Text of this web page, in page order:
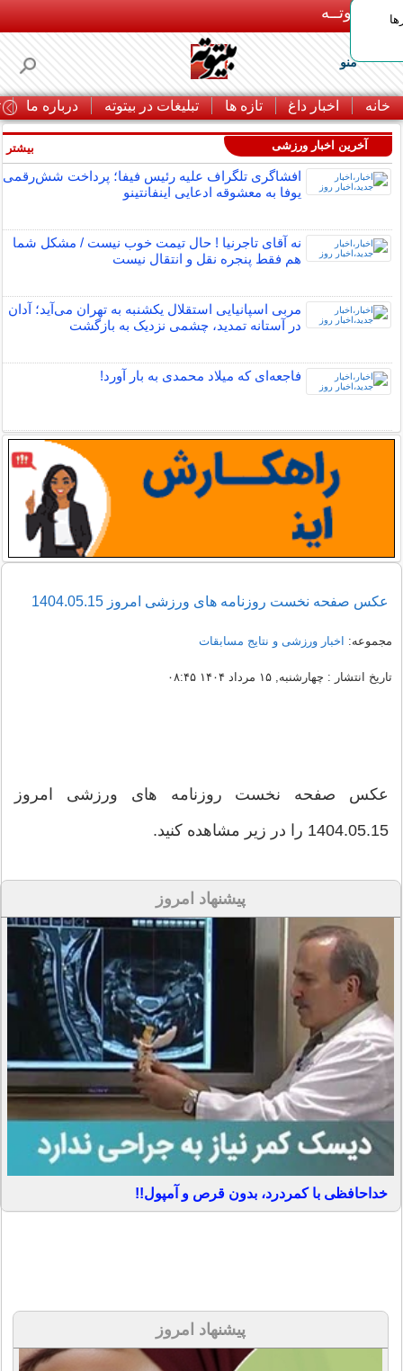
بـیتوتــه
منو
خانه اخبار داغ تازه ها تبلیغات در بیتوته درباره ما
آخرین اخبار ورزشی
افشاگری تلگراف علیه رئیس فیفا؛ پرداخت شش‌رقمی
یوفا به معشوقه ادعایی اینفانتینو
نه آقای تاجرنیا ! حال تیمت خوب نیست / مشکل شما
هم فقط پنجره نقل و انتقال نیست
مربی اسپانیایی استقلال یکشنبه به تهران می‌آید؛ آدان
در آستانه تمدید، چشمی نزدیک به بازگشت
فاجعه‌ای که میلاد محمدی به بار آورد!
بیشتر
عکس صفحه نخست روزنامه های ورزشی امروز 1404.05.15
مجموعه: اخبار ورزشی و نتایج مسابقات
تاریخ انتشار : چهارشنبه, ۱۵ مرداد ۱۴۰۴ ۰۸:۴۵
عکس صفحه نخست روزنامه های ورزشی امروز
1404.05.15 را در زیر مشاهده کنید.
پیشنهاد امروز
خداحافظی با کمردرد، بدون قرص و آمپول!!
پیشنهاد امروز